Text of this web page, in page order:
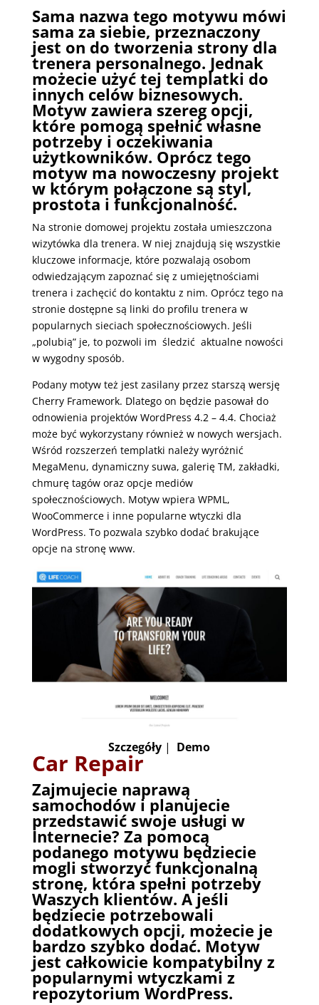
Sama nazwa tego motywu mówi
sama za siebie, przeznaczony
jest on do tworzenia strony dla
trenera personalnego. Jednak
możecie użyć tej templatki do
innych celów biznesowych.
Motyw zawiera szereg opcji,
które pomogą spełnić własne
potrzeby i oczekiwania
użytkowników. Oprócz tego
motyw ma nowoczesny projekt
w którym połączone są styl,
prostota i funkcjonalność.
Na stronie domowej projektu została umieszczona
wizytówka dla trenera. W niej znajdują się wszystkie
kluczowe informacje, które pozwalają osobom
odwiedzającym zapoznać się z umiejętnościami
trenera i zachęcić do kontaktu z nim. Oprócz tego na
stronie dostępne są linki do profilu trenera w
popularnych sieciach społecznościowych. Jeśli
„polubią” je, to pozwoli im śledzić aktualne nowości
w wygodny sposób.
Podany motyw też jest zasilany przez starszą wersję
Cherry Framework. Dlatego on będzie pasował do
odnowienia projektów WordPress 4.2 – 4.4. Chociaż
może być wykorzystany również w nowych wersjach.
Wśród rozszerzeń templatki należy wyróżnić
MegaMenu, dynamiczny suwa, galerię TM, zakładki,
chmurę tagów oraz opcje mediów
społecznościowych. Motyw wpiera WPML,
WooCommerce i inne popularne wtyczki dla
WordPress. To pozwala szybko dodać brakujące
opcje na stronę www.
Szczegóły | Demo
Car Repair
Zajmujecie naprawą
samochodów i planujecie
przedstawić swoje usługi w
Internecie? Za pomocą
podanego motywu będziecie
mogli stworzyć funkcjonalną
stronę, która spełni potrzeby
Waszych klientów. A jeśli
będziecie potrzebowali
dodatkowych opcji, możecie je
bardzo szybko dodać. Motyw
jest całkowicie kompatybilny z
popularnymi wtyczkami z
repozytorium WordPress.